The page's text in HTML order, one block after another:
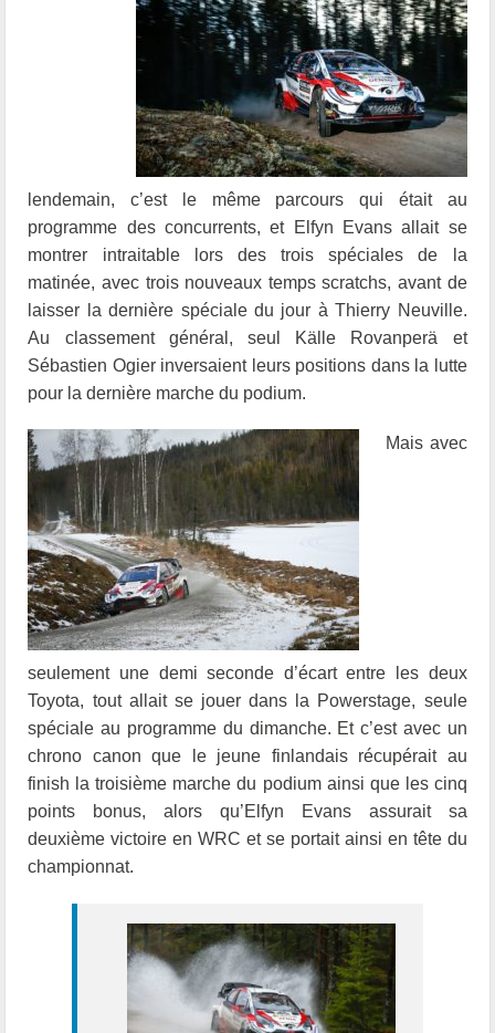
lendemain, c’est le même parcours qui était au
programme des concurrents, et Elfyn Evans allait se
montrer intraitable lors des trois spéciales de la
matinée, avec trois nouveaux temps scratchs, avant de
laisser la dernière spéciale du jour à Thierry Neuville.
Au classement général, seul Källe Rovanperä et
Sébastien Ogier inversaient leurs positions dans la lutte
pour la dernière marche du podium.
Mais avec
seulement une demi seconde d’écart entre les deux
Toyota, tout allait se jouer dans la Powerstage, seule
spéciale au programme du dimanche. Et c’est avec un
chrono canon que le jeune finlandais récupérait au
finish la troisième marche du podium ainsi que les cinq
points bonus, alors qu’Elfyn Evans assurait sa
deuxième victoire en WRC et se portait ainsi en tête du
championnat.